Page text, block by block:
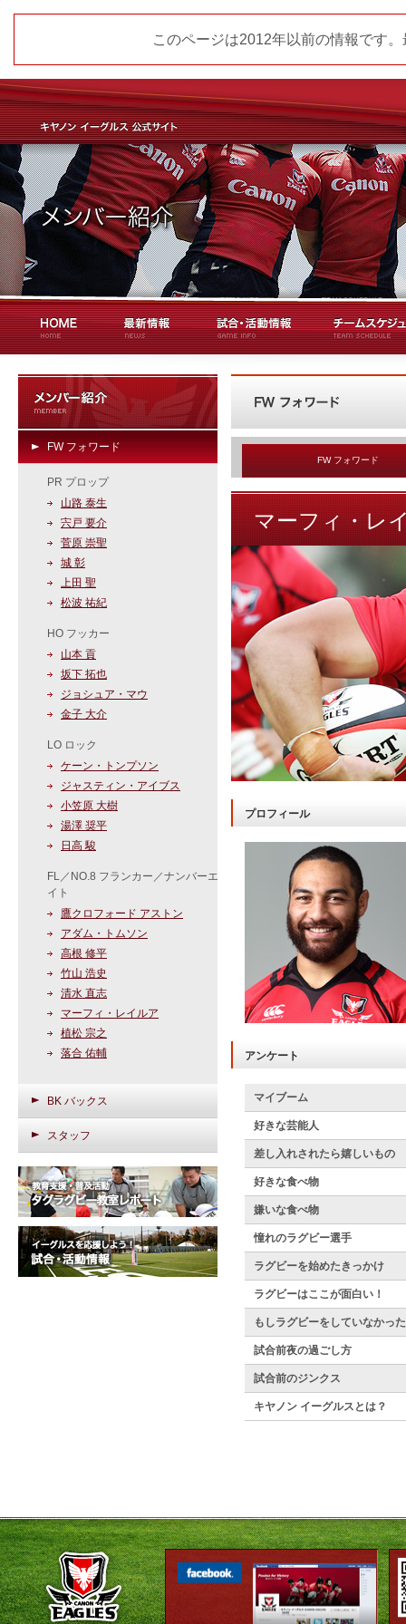
このページは2012年以前の情報です
FW フォワード
PR プロップ
山路 泰生
宍戸 要介
菅原 崇聖
城 彰
上田 聖
松波 祐紀
HO フッカー
山本 貢
坂下 拓也
ジョシュア・マウ
金子 大介
LO ロック
ケーン・トンプソン
ジャスティン・アイブス
小笠原 大樹
湯澤 奨平
日高 駿
FL／NO.8 フランカー／ナンバーエ
イト
鷹クロフォード アストン
アダム・トムソン
高根 修平
竹山 浩史
清水 直志
マーフィ・レイルア
植松 宗之
落合 佑輔
BK バックス
スタッフ
FW フォワード
マーフィ・レ
プロフィール
アンケート
マイブーム
好きな芸能人
差し入れされたら嬉しいもの
好きな食べ物
嫌いな食べ物
憧れのラグビー選手
ラグビーを始めたきっかけ
ラグビーはここが面白い！
もしラグビーをしていなかっ
試合前夜の過ごし方
試合前のジンクス
キヤノン イーグルスとは？